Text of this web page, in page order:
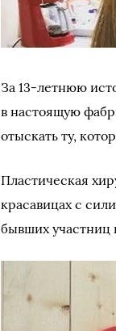
За 13-летнюю
в настоящую
отыскать ту,
Пластическая
красавицах с
бывших участниц